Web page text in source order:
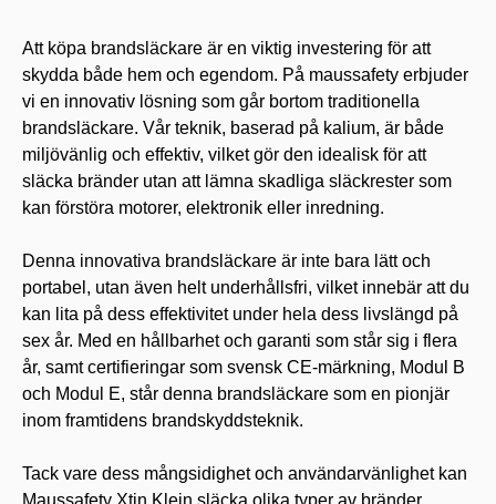
Att köpa brandsläckare är en viktig investering för att
skydda både hem och egendom. På maussafety erbjuder
vi en innovativ lösning som går bortom traditionella
brandsläckare. Vår teknik, baserad på kalium, är både
miljövänlig och effektiv, vilket gör den idealisk för att
släcka bränder utan att lämna skadliga släckrester som
kan förstöra motorer, elektronik eller inredning.
Denna innovativa brandsläckare är inte bara lätt och
portabel, utan även helt underhållsfri, vilket innebär att du
kan lita på dess effektivitet under hela dess livslängd på
sex år. Med en hållbarhet och garanti som står sig i flera
år, samt certifieringar som svensk CE-märkning, Modul B
och Modul E, står denna brandsläckare som en pionjär
inom framtidens brandskyddsteknik.
Tack vare dess mångsidighet och användarvänlighet kan
Maussafety Xtin Klein släcka olika typer av bränder,